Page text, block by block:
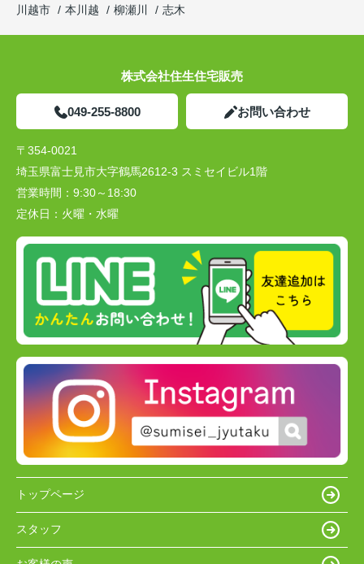
川越市
本川越 柳瀬川 志木
株式会社住生住宅販売
049-255-8800 お問い合わせ
〒354-0021
埼玉県富士見市大字鶴馬2612-3 スミセイビル1階
営業時間： 9:30～18:30
定休日： 火曜・水曜
トップページ
スタッフ